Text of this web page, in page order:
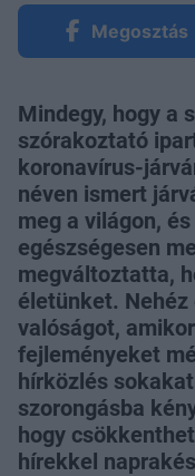
Megosztás
Mindegy, hogy a
szórakoztató
koronavírus-
néven ismert
meg a világon,
egészségesen
megváltoztatta,
életünket.
valóságot,
fejleményeket
hírközlés
szorongásba
hogy
hírekkel